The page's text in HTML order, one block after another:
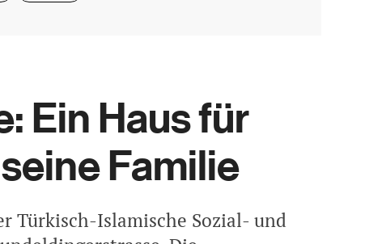
Ein Haus für
Familie
Türkisch-Islamische Sozial- und